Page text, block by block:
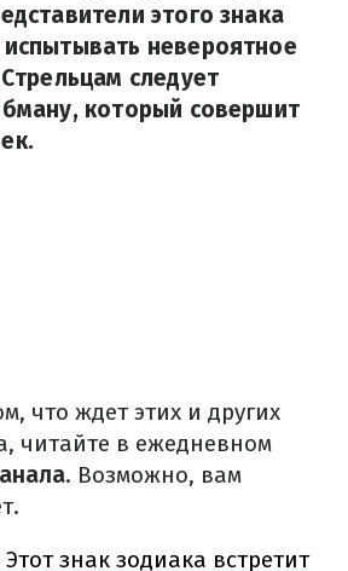
этого знака
невероятное
следует
который совершит
что ждет этих и других
читайте в ежедневном
. Возможно, вам
Этот знак зодиака встретит